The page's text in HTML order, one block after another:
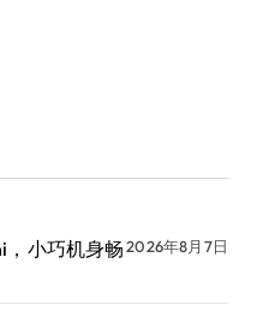
，小巧机身畅2026年8月7日